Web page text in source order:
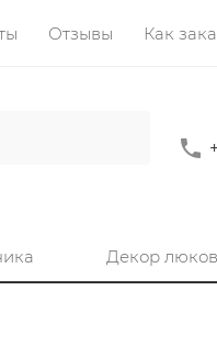
Отзывы Как
Декор люков